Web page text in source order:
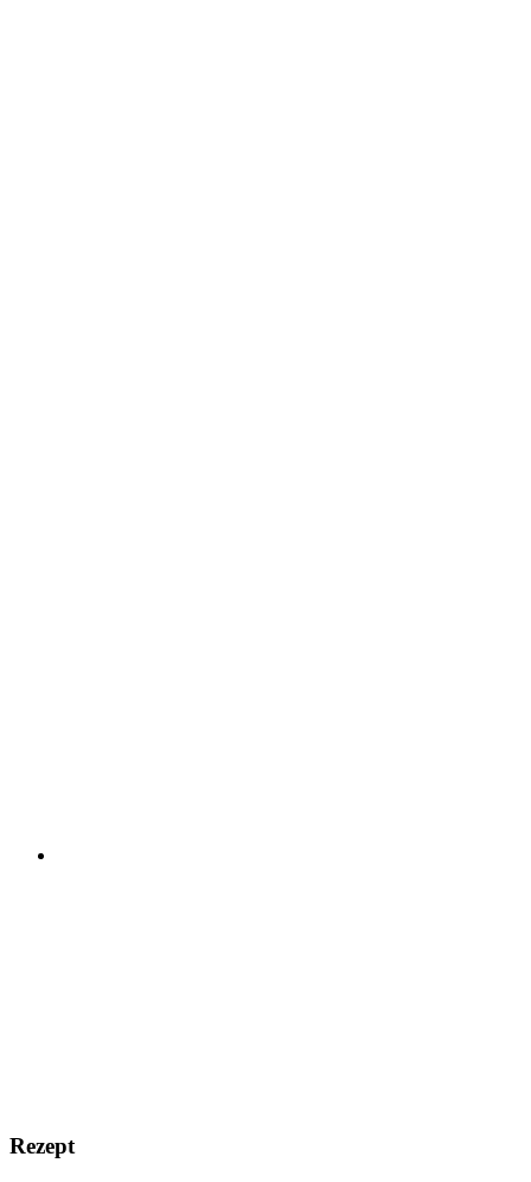
Rezept